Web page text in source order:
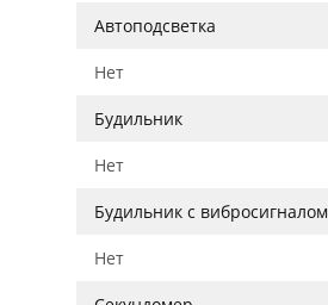
Автоподсветка
Нет
Будильник
Нет
Будильник с вибросигналом
Нет